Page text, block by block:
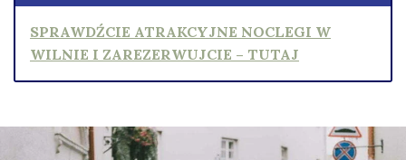
SPRAWDŹCIE ATRAKCYJNE NOCLEGI W
WILNIE I ZAREZERWUJCIE – TUTAJ